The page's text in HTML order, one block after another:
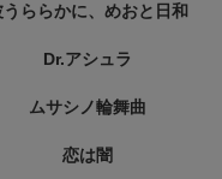
うららかに、めおと日和
Dr.アシュラ
ムサシノ輪舞曲
恋は闇